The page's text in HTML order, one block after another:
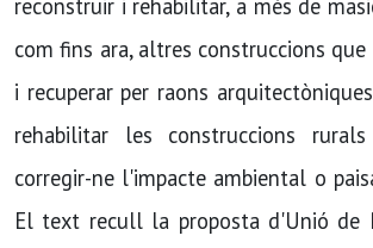
reconstruir i rehabilitar, a més de
com fins ara, altres construccions
i recuperar per raons
rehabilitar les construccions
corregir-ne l'impacte ambiental o
El text recull la proposta d'Unió de